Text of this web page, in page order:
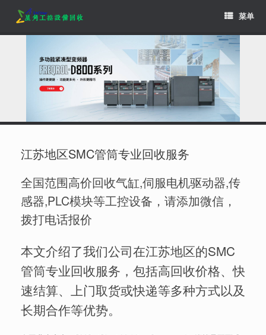
content
菜单
江苏地区SMC管筒专业回收服务
全国范围高价回收气缸,伺服电机驱动器,传
感器,PLC模块等工控设备，请添加微信，
拨打电话报价
本文介绍了我们公司在江苏地区的SMC
管筒专业回收服务，包括高回收价格、快
速结算、上门取货或快递等多种方式以及
长期合作等优势。